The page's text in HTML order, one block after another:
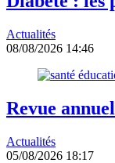
prudence
Actualités
08/08/2026 14:46
Revue
des ressources
Actualités
05/08/2026 18:17